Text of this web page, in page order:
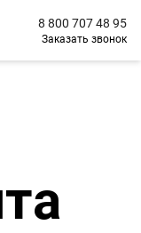
8 800 707 48 95
Заказать звонок